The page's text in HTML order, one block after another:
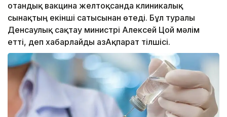
отандық вакцина желтоқсанда клиникалық
сынақтың екінші сатысынан өтеді. Бұл туралы
Денсаулық сақтау министрі Алексей Цой мәлім
етті, деп хабарлайды ҚазАқпарат тілшісі.